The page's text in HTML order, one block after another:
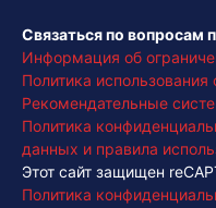
Связаться по вопросам
Информация об
Политика использования
Рекомендательные
Политика
данных и правила
Этот сайт защищен
Политика